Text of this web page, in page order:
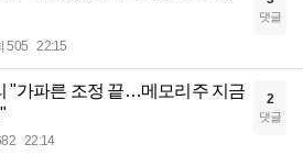
505 22:15
댓글
"가파른 조정 끝…메모리주 지금
22:14
2
댓글